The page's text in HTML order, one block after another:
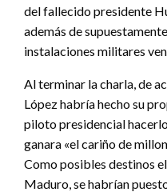
del fallecido presidente
además de
instalaciones militares
Al terminar la charla, de
López habría hecho su
piloto presidencial
ganara «el cariño de
Como posibles destinos
Maduro, se habrían